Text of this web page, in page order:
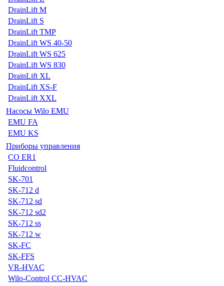
DrainLift M
DrainLift S
DrainLift TMP
DrainLift WS 40-50
DrainLift WS 625
DrainLift WS 830
DrainLift XL
DrainLift XS-F
DrainLift XXL
Насосы Wilo EMU
EMU FA
EMU KS
Приборы управления
CO ER1
Fluidcontrol
SK-701
SK-712 d
SK-712 sd
SK-712 sd2
SK-712 ss
SK-712 w
SK-FC
SK-FFS
VR-HVAC
Wilo-Control CC-HVAC